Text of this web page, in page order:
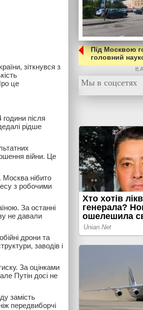
зіткнувся з
це
після
рідше
війни. Це
Москва нібито
з робочими
За останні
не давали
дрони та
заводів і
За оцінками
Путін досі не
замість
передвиборчі
Під Москвою
головний
и
Мы в соцсетях